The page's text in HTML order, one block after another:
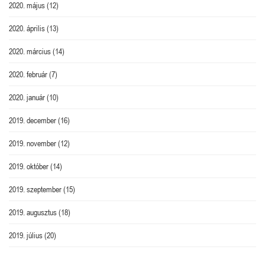
2020. május(12)
2020. április(13)
2020. március(14)
2020. február(7)
2020. január(10)
2019. december(16)
2019. november(12)
2019. október(14)
2019. szeptember(15)
2019. augusztus(18)
2019. július(20)